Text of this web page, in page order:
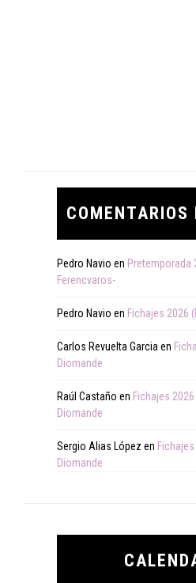
COMENTARIOS
Pedro Navio en Pretemporada
Ferencvaros-
Pedro Navio en Fichajes 2026
Carlos Revuelta Garcia en
Diomande
Raúl Castaño en Fichajes
Diomande
Sergio Alias López en
Diomande